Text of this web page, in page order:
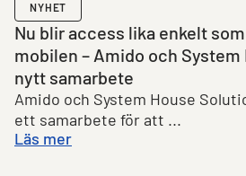
NYHET
Nu blir access lika enkelt
mobilen – Amido och
nytt samarbete
Amido och System House
ett samarbete för att ...
Läs mer